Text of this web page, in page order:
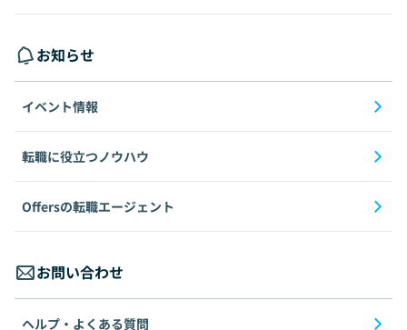
お知らせ
イベント情報
転職に役立つノウハウ
Offersの転職エージェント
お問い合わせ
ヘルプ・よくある質問